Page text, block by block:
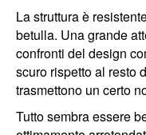
La struttura è
betulla. Una grande
confronti del design
scuro rispetto al resto
trasmettono un certo
Tutto sembra essere